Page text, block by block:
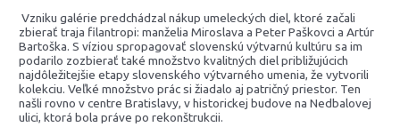
Vzniku galérie predchádzal nákup umeleckých diel, ktoré začali
zbierať traja filantropi: manželia Miroslava a Peter Paškovci a Artúr
Bartoška. S víziou spropagovať slovenskú výtvarnú kultúru sa im
podarilo zozbierať také množstvo kvalitných diel približujúcich
najdôležitejšie etapy slovenského výtvarného umenia, že vytvorili
kolekciu. Veľké množstvo prác si žiadalo aj patričný priestor. Ten
našli rovno v centre Bratislavy, v historickej budove na Nedbalovej
ulici, ktorá bola práve po rekonštrukcii.